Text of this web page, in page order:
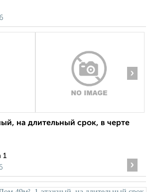
›
на длительный срок, в черте
1
›